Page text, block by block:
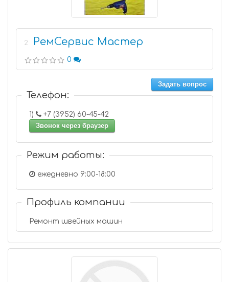
2 РемСервис Мастер
0
Задать вопрос
Телефон:
1)
+7 (3952) 60-45-42
Звонок через браузер
Режим работы:
ежедневно 9:00-18:00
Профиль компании
Ремонт швейных машин